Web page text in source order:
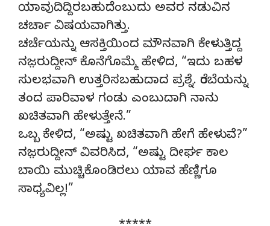
ಯಾವುದಿದ್ದಿರಬಹುದೆಂಬುದು ಅವರ ನಡುವಿನ
ಚರ್ಚಾ ವಿಷಯವಾಗಿತ್ತು.
ಚರ್ಚೆಯನ್ನು ಆಸಕ್ತಿಯಿಂದ ಮೌನವಾಗಿ ಕೇಳುತ್ತಿದ್ದ
ನಜ಼ರುದ್ದೀನ್ ಕೊನೆಗೊಮ್ಮೆ ಹೇಳಿದ, “ಇದು ಬಹಳ
ಸುಲಭವಾಗಿ ಉತ್ತರಿಸಬಹುದಾದ ಪ್ರಶ್ನೆ. ರೆಂಬೆಯನ್ನು
ತಂದ ಪಾರಿವಾಳ ಗಂಡು ಎಂಬುದಾಗಿ ನಾನು
ಖಚಿತವಾಗಿ ಹೇಳುತ್ತೇನೆ.”
ಒಬ್ಬ ಕೇಳಿದ, “ಅಷ್ಟು ಖಚಿತವಾಗಿ ಹೇಗೆ ಹೇಳುವೆ?”
ನಜ಼ರುದ್ದೀನ್‌ ವಿವರಿಸಿದ, “ಅಷ್ಟು ದೀರ್ಘ ಕಾಲ
ಬಾಯಿ ಮುಚ್ಚಿಕೊಂಡಿರಲು ಯಾವ ಹೆಣ್ಣಿಗೂ
ಸಾಧ್ಯವಿಲ್ಲ!”